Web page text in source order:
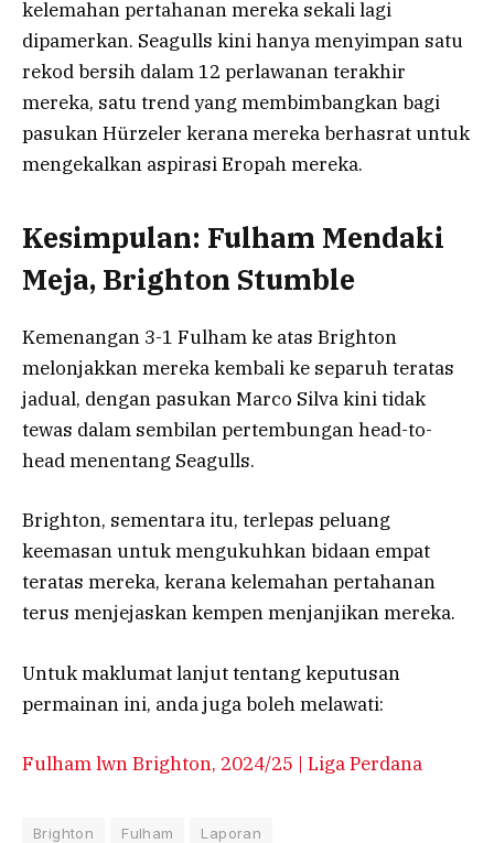
kelemahan pertahanan mereka sekali lagi
dipamerkan. Seagulls kini hanya menyimpan satu
rekod bersih dalam 12 perlawanan terakhir
mereka, satu trend yang membimbangkan bagi
pasukan Hürzeler kerana mereka berhasrat untuk
mengekalkan aspirasi Eropah mereka.
Kesimpulan: Fulham Mendaki
Meja, Brighton Stumble
Kemenangan 3-1 Fulham ke atas Brighton
melonjakkan mereka kembali ke separuh teratas
jadual, dengan pasukan Marco Silva kini tidak
tewas dalam sembilan pertembungan head-to-
head menentang Seagulls.
Brighton, sementara itu, terlepas peluang
keemasan untuk mengukuhkan bidaan empat
teratas mereka, kerana kelemahan pertahanan
terus menjejaskan kempen menjanjikan mereka.
Untuk maklumat lanjut tentang keputusan
permainan ini, anda juga boleh melawati:
Fulham lwn Brighton, 2024/25 | Liga Perdana
Brighton Fulham Laporan